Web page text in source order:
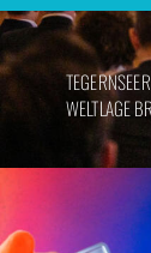
WELTLAGE